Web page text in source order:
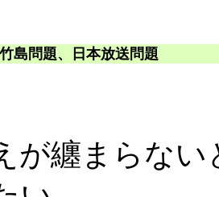
問題、日本放送問題
が纏まらな